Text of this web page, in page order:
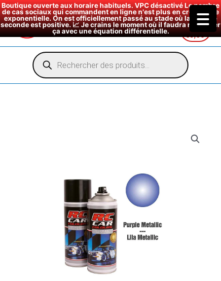
Boutique ouverte aux horaire habituels. VPC désactivé Le nombre
de cas sociaux qui commandent en ligne n'est plus en croissance
exponentielle. On est officiellement passé au stade où la dérivée
seconde est positive. 📈 Je crains le moment où il faudra modéliser
ça avec une équation différentielle.
€0,00
Recherche
de
produits